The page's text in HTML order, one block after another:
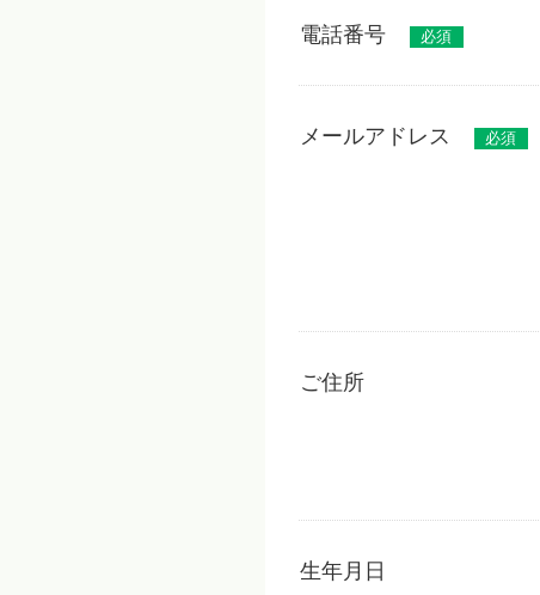
電話番号 必須
メールアドレス 必須
ご住所
生年月日